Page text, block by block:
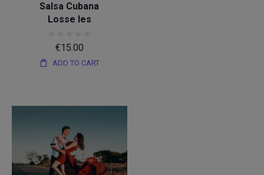
Salsa Cubana
Losse les
ADD TO CART
€15.00